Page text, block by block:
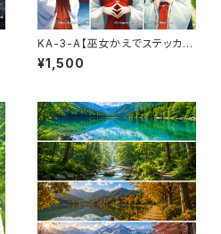
KA-3-A【巫女かえでステッカ
ー】春巡三章セット〈新年・夜桜・
初夏〉（利用コード3ヶ月付き）
¥1,500